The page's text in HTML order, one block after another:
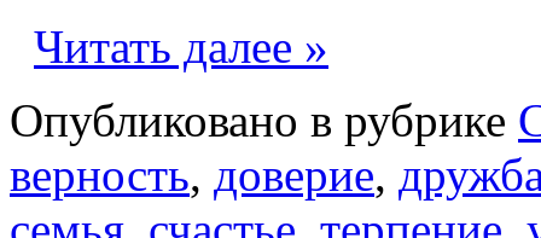
Читать далее »
Опубликовано в рубрике
верность, доверие,